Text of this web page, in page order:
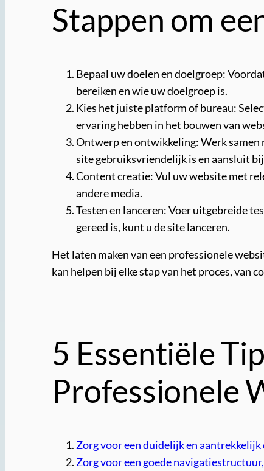
Stappen om
Bepaal uw doelen en doelgroep:
bereiken en wie uw doelgroep is.
Kies het juiste platform of bureau:
ervaring hebben in het bouwen van
Ontwerp en ontwikkeling: Werk
site gebruiksvriendelijk is en aansluit
Content creatie: Vul uw website met
andere media.
Testen en lanceren: Voer uitgebreide
gereed is, kunt u de site lanceren.
Het laten maken van een professionele
kan helpen bij elke stap van het proces, van
5 Essentiële
Professionele
Zorg voor een duidelijk en
Zorg voor een goede